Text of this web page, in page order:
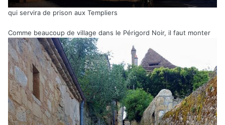
qui servira de prison aux Templiers
Comme beaucoup de village dans le Périgord Noir, il faut monter